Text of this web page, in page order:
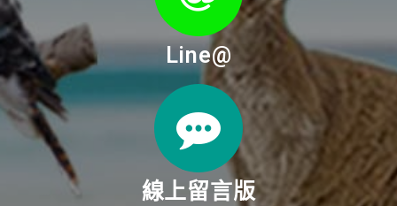
Line@
線上留言版